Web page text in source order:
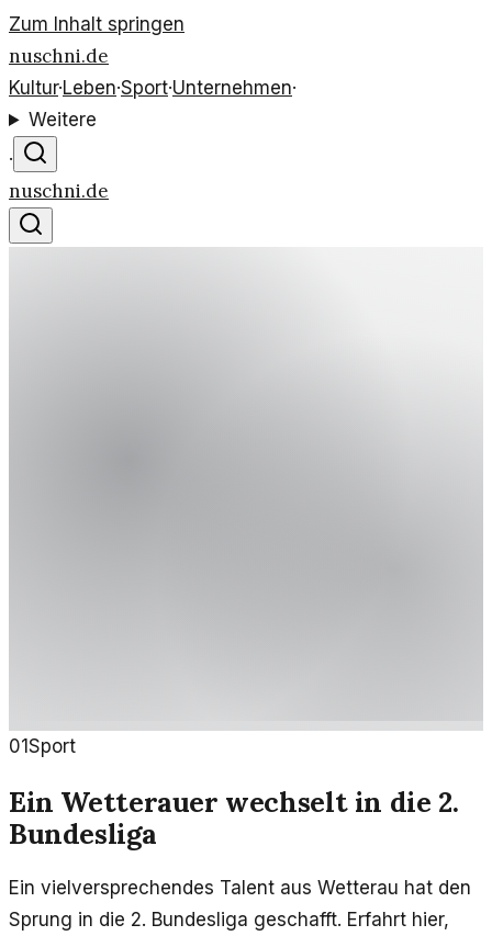
Zum Inhalt springen
nuschni.de
Kultur·Leben·Sport·Unternehmen·
Weitere
·
nuschni.de
01Sport
Ein Wetterauer wechselt in die 2.
Bundesliga
Ein vielversprechendes Talent aus Wetterau hat den
Sprung in die 2. Bundesliga geschafft. Erfahrt hier,